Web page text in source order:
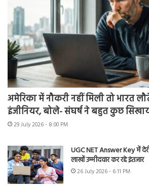
अमेरिका में नौकरी नहीं मिली तो भारत
इंजीनियर, बोले- संघर्ष ने बहुत कुछ
29 July 2026 - 8:00 PM
UGC NET Answer Key में
लाखों उम्मीदवार कर रहे इंतजार
26 July 2026 - 6:11 PM